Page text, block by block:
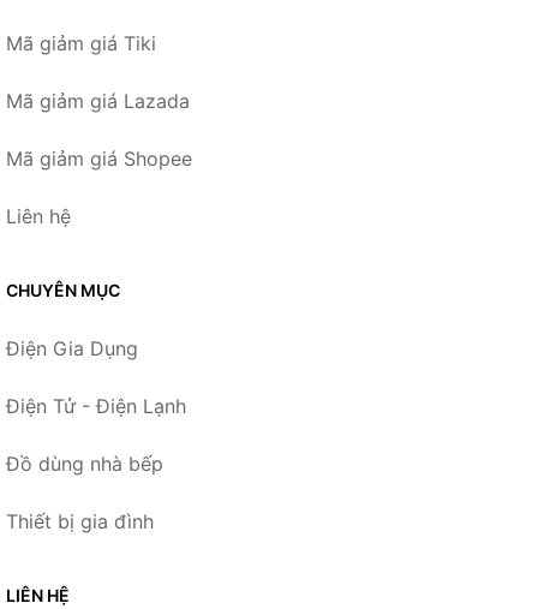
Mã giảm giá Tiki
Mã giảm giá Lazada
Mã giảm giá Shopee
Liên hệ
CHUYÊN MỤC
Điện Gia Dụng
Điện Tử - Điện Lạnh
Đồ dùng nhà bếp
Thiết bị gia đình
LIÊN HỆ